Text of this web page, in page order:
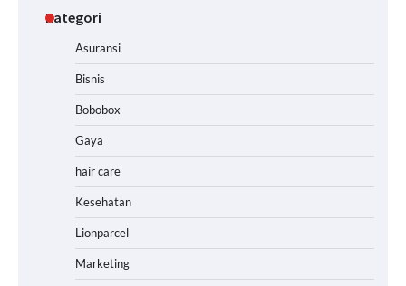
Kategori
Asuransi
Bisnis
Bobobox
Gaya
hair care
Kesehatan
Lionparcel
Marketing